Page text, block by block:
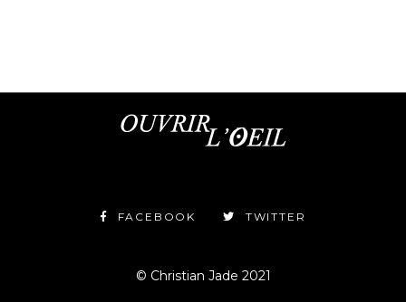
FACEBOOK TWITTER
© Christian Jade 2021